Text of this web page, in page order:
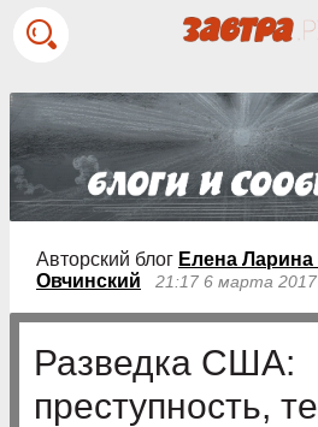
Авторский блог Елена
Овчинский
21:17 6 марта 2017
Разведка США:
преступность,